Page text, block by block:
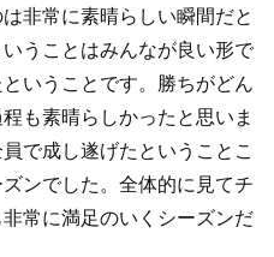
非常に素晴らしい瞬間だと
うことはみんなが良い形で
いうことです。勝ちがどん
も素晴らしかったと思いま
で成し遂げたということこ
ンでした。全体的に見てチ
常に満足のいくシーズンだ